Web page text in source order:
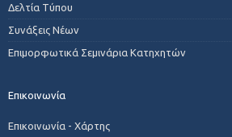
Δελτία Τύπου
Συνάξεις Νέων
Επιμορφωτικά Σεμινάρια Κατηχητών
Επικοινωνία
Επικοινωνία - Χάρτης